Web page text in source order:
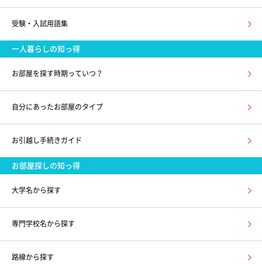
受験・入試用語集
一人暮らしの知っ得
お部屋を探す時期っていつ？
自分にあったお部屋のタイプ
お引越し手続きガイド
お部屋探しの知っ得
大学名から探す
専門学校名から探す
路線から探す